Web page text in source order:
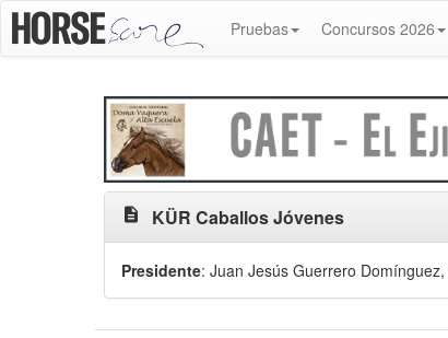
Pruebas Concursos 2026
description KÜR Caballos Jóvenes
Presidente: Juan Jesús Guerrero Domínguez,